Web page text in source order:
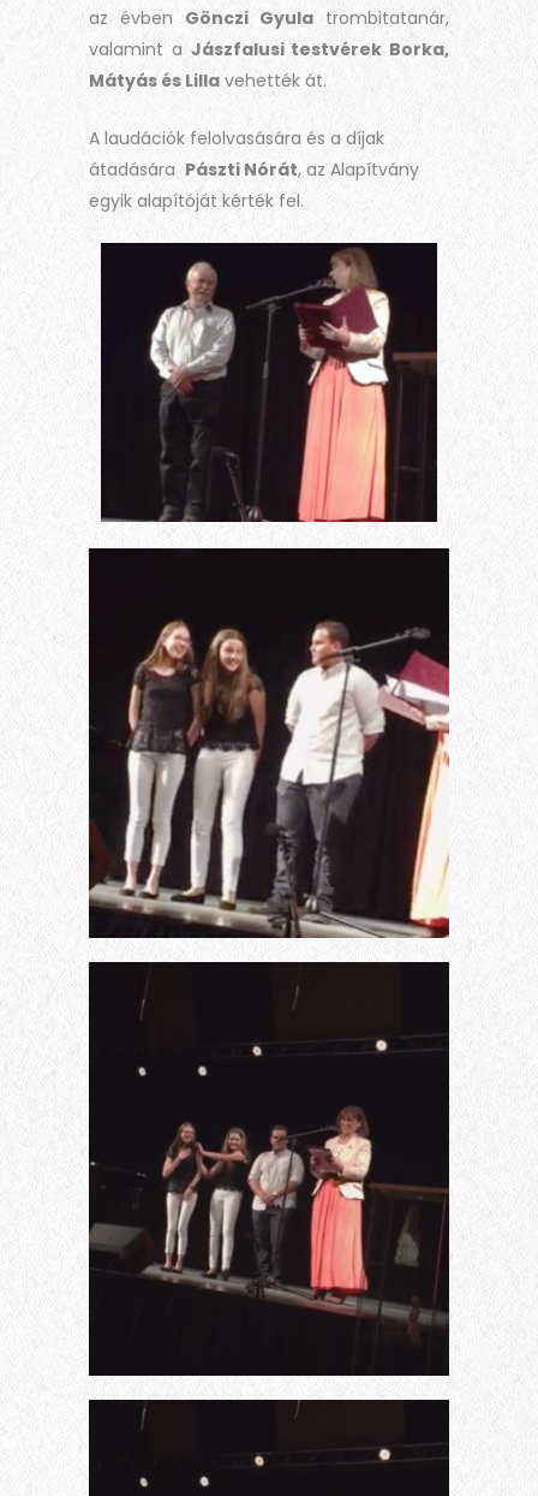
az évben Gönczi Gyula trombitatanár,
valamint a Jászfalusi testvérek Borka,
Mátyás és Lilla vehették át.
A laudációk felolvasására és a díjak
átadására Pászti Nórát, az Alapítvány
egyik alapítóját kérték fel.